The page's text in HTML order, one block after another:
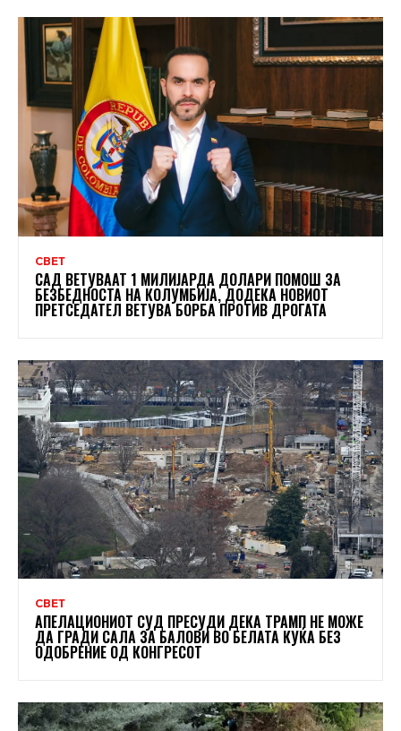
СВЕТ
САД ВЕТУВААТ 1 МИЛИЈАРДА ДОЛАРИ ПОМОШ ЗА
БЕЗБЕДНОСТА НА КОЛУМБИЈА, ДОДЕКА НОВИОТ
ПРЕТСЕДАТЕЛ ВЕТУВА БОРБА ПРОТИВ ДРОГАТА
СВЕТ
АПЕЛАЦИОНИОТ СУД ПРЕСУДИ ДЕКА ТРАМП НЕ МОЖЕ
ДА ГРАДИ САЛА ЗА БАЛОВИ ВО БЕЛАТА КУЌА БЕЗ
ОДОБРЕНИЕ ОД КОНГРЕСОТ